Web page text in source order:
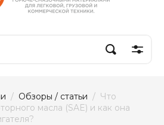
/ Обзоры / статьи /  Что
масла (SAE) и как она